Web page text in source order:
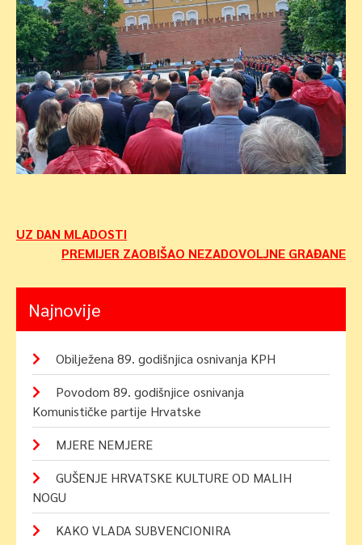
Navigacija
objava
UZ DAN MLADOSTI
PREMIJER ZAOBIŠAO NEZADOVOLJNE GRAĐANE
Najnovije
Obilježena 89. godišnjica osnivanja KPH
Povodom 89. godišnjice osnivanja
Komunističke partije Hrvatske
MJERE NEMJERE
GUŠENJE HRVATSKE KULTURE OD MALIH
NOGU
KAKO VLADA SUBVENCIONIRA